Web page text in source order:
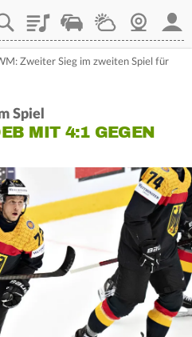
PlaylistStaupilotWetterWebcam
Zweiter Sieg im zweiten Spiel für
Spiel
MIT 4:1 GEGEN